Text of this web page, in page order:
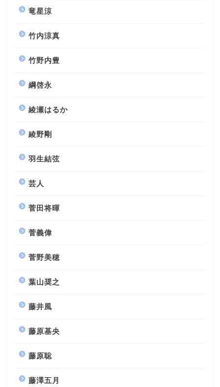
竜星涼
竹内涼真
竹野内豊
綱啓永
綾瀬はるか
綾野剛
羽生結弦
芸人
菅田将暉
菅義偉
菅野美穂
葉山奨之
藤井風
藤原基央
藤原聡
藤澤五月